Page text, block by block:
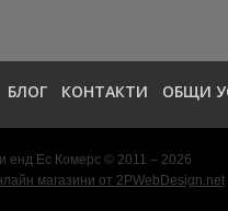
БЛОГ КОНТАКТИ ОБЩИ
енд Ес Комерс © 2011 – 2026
магазини от 2PWebDesign.net